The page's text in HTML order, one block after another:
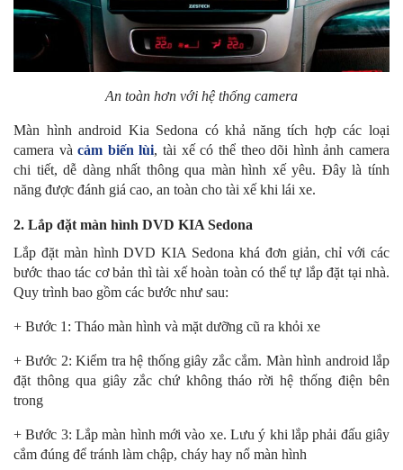
An toàn hơn với hệ thống camera
Màn hình android Kia Sedona có khả năng tích hợp các loại
camera vàcảm biến lùi, tài xế có thể theo dõi hình ảnh camera
chi tiết, dễ dàng nhất thông qua màn hình xế yêu. Đây là tính
năng được đánh giá cao, an toàn cho tài xế khi lái xe.
2. Lắp đặt màn hình DVD KIA Sedona
Lắp đặt màn hình DVD KIA Sedona khá đơn giản, chỉ với các
bước thao tác cơ bản thì tài xế hoàn toàn có thể tự lắp đặt tại nhà.
Quy trình bao gồm các bước như sau:
+ Bước 1: Tháo màn hình và mặt dưỡng cũ ra khỏi xe
+ Bước 2: Kiểm tra hệ thống giây zắc cắm. Màn hình android lắp
đặt thông qua giây zắc chứ không tháo rời hệ thống điện bên
trong
+ Bước 3: Lắp màn hình mới vào xe. Lưu ý khi lắp phải đấu giây
cắm đúng để tránh làm chập, cháy hay nổ màn hình